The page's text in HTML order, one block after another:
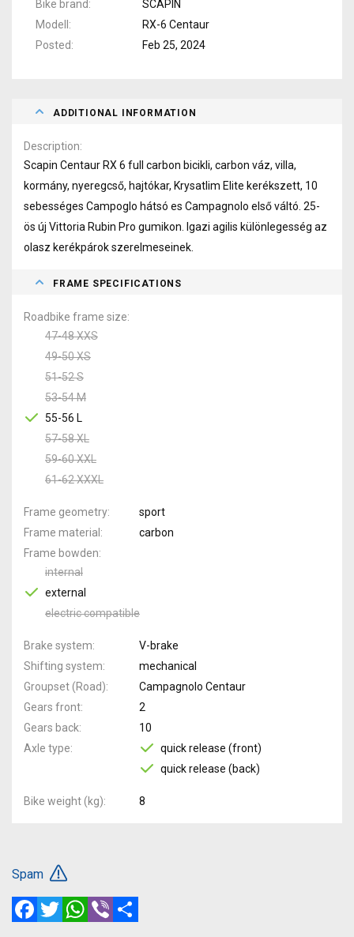
Bike brand
SCAPIN
Modell
RX-6 Centaur
Posted
Feb 25, 2024
ADDITIONAL INFORMATION
Description
Scapin Centaur RX 6 full carbon bicikli, carbon váz, villa,
kormány, nyeregcső, hajtókar, Krysatlim Elite kerékszett, 10
sebességes Campoglo hátsó es Campagnolo első váltó. 25-
ös új Vittoria Rubin Pro gumikon. Igazi agilis különlegesség az
olasz kerékpárok szerelmeseinek.
FRAME SPECIFICATIONS
Roadbike frame size
47-48 XXS
49-50 XS
51-52 S
53-54 M
55-56 L
57-58 XL
59-60 XXL
61-62 XXXL
Frame geometry
sport
Frame material
carbon
Frame bowden
internal
external
electric compatible
Brake system
V-brake
Shifting system
mechanical
Groupset (Road)
Campagnolo Centaur
Gears front
2
Gears back
10
Axle type
quick release (front)
quick release (back)
Bike weight (kg) 8
Spam
FacebookTwitterWhatsApp
Viber